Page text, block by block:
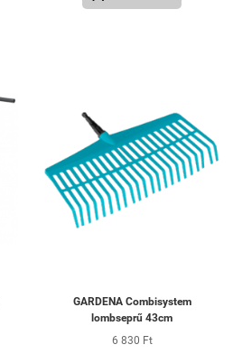
GARDENA Combisystem
lombseprű 43cm
6 830 Ft